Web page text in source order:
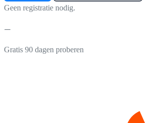
Geen registratie nodig.
Gratis 90 dagen proberen